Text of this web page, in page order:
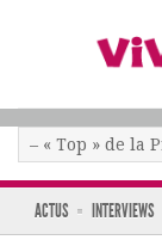
ACTUS INTERVIEWS